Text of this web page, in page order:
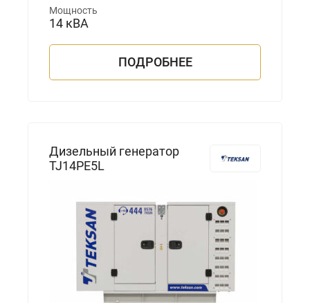
Мощность
14 кВА
ПОДРОБНЕЕ
Дизельный генератор
TJ14PE5L